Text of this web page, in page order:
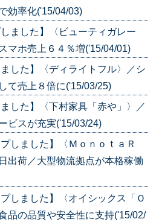
効率化('15/04/03)
ました】〈ビューティガレー
マホ売上６４％増('15/04/01)
した】〈ディライトフル〉／シ
て売上８倍に('15/03/25)
した】〈下村家具「赤や」〉／
ビスが充実('15/03/24)
しました】〈ＭｏｎｏｔａＲ
出荷／大型物流拠点が本格稼働
しました】〈オイシックス「Ｏ
品の品質や安全性に支持('15/02/